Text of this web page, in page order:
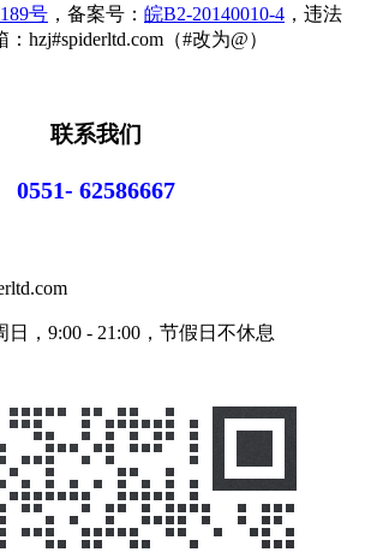
号 ，备案号： 皖B2-20140010-4 ，违法
hzj#spiderltd.com（#改为@）
联系我们
0551- 62586667
，9:00 - 21:00，节假日不休息